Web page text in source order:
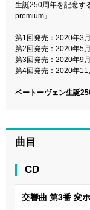
生誕250周年を記念す
premium』
第1回発売：2020年3
第2回発売：2020年5
第3回発売：2020年9
第4回発売：2020年
ベートーヴェン生誕
曲目
CD
交響曲 第3番 変